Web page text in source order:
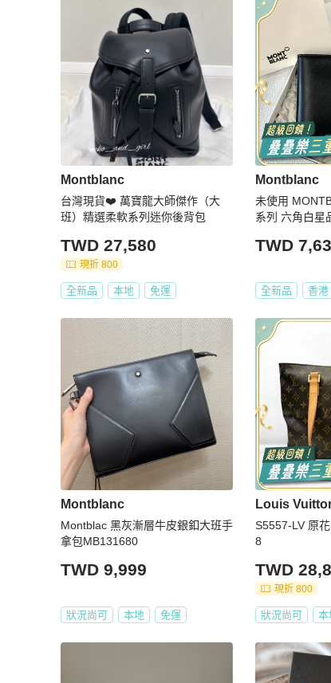
Montblanc
台灣現貨❤️ 萬寶龍大師傑作（大
班）精選柔軟系列迷你後背包
TWD 27,580
現折 800
全新品 本地 免運
Montblanc
未使用 MONTBLANC 萬寶龍 大班
系列 六角白星品牌標識 牛皮 對折
TWD
全新品 香港
Montblanc
Montblac 黑灰漸層牛皮銀釦大班手
拿包MB131680
TWD 9,999
狀況尚可 本地 免運
Louis
S5557-LV 原
8
TWD
現折 800
狀況尚可 本